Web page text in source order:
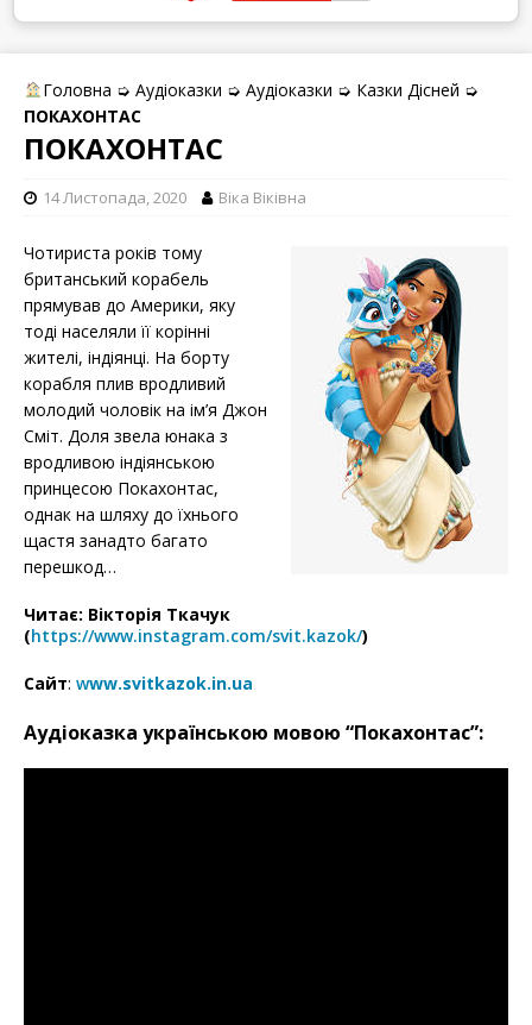
Головна ➭ Аудіоказки ➭ Аудіоказки ➭ Казки Дісней ➭
ПОКАХОНТАС
ПОКАХОНТАС
14 Листопада, 2020 Віка Вiківна
Чотириста років тому
британський корабель
прямував до Америки, яку
тоді населяли її корінні
жителі, індіянці. На борту
корабля плив вродливий
молодий чоловік на ім’я Джон
Сміт. Доля звела юнака з
вродливою індіянською
принцесою Покахонтас,
однак на шляху до їхнього
щастя занадто багато
перешкод…
Читає: Вікторія Ткачук
(https://www.instagram.com/svit.kazok/)
Сайт: www.svitkazok.in.ua
Аудіоказка українською мовою “Покахонтас”: